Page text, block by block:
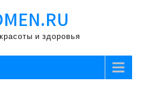
и здоровья